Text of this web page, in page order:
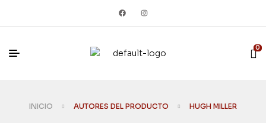
0
INICIO AUTORES DEL PRODUCTO HUGH MILLER